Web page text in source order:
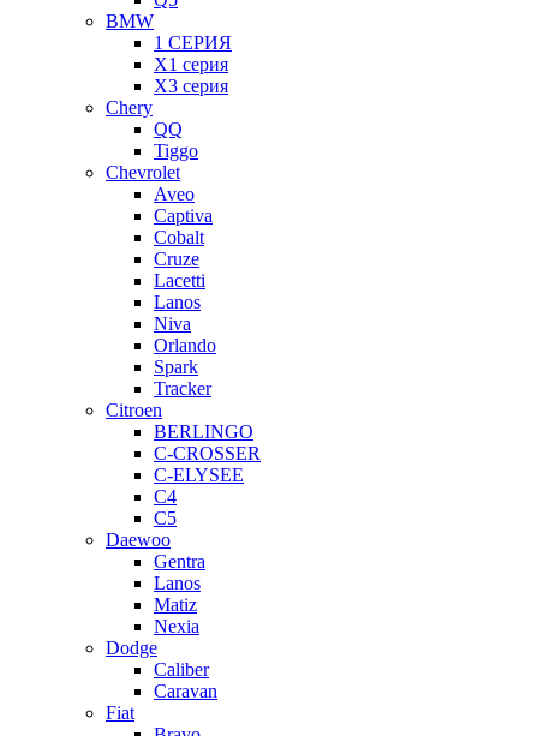
BMW
1 СЕРИЯ
X1 серия
X3 серия
Chery
QQ
Tiggo
Chevrolet
Aveo
Captiva
Cobalt
Cruze
Lacetti
Lanos
Niva
Orlando
Spark
Tracker
Citroen
BERLINGO
C-CROSSER
C-ELYSEE
C4
C5
Daewoo
Gentra
Lanos
Matiz
Nexia
Dodge
Caliber
Caravan
Fiat